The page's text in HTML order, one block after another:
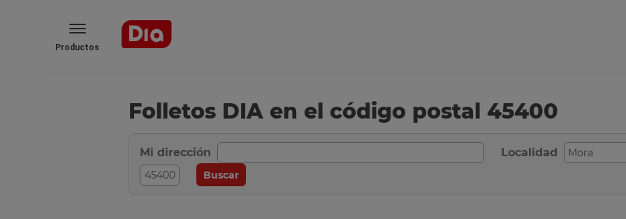
Productos
Folletos DIA en el código postal 45400
Mi dirección Localidad